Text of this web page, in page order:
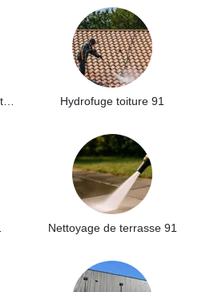
Hydrofuge toiture 91
Nettoyage de terrasse 91